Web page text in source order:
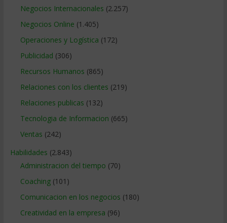
Negocios Internacionales (2.257)
Negocios Online (1.405)
Operaciones y Logística (172)
Publicidad (306)
Recursos Humanos (865)
Relaciones con los clientes (219)
Relaciones publicas (132)
Tecnologia de Informacion (665)
Ventas (242)
Habilidades (2.843)
Administracion del tiempo (70)
Coaching(101)
Comunicacion en los negocios (180)
Creatividad en la empresa (96)